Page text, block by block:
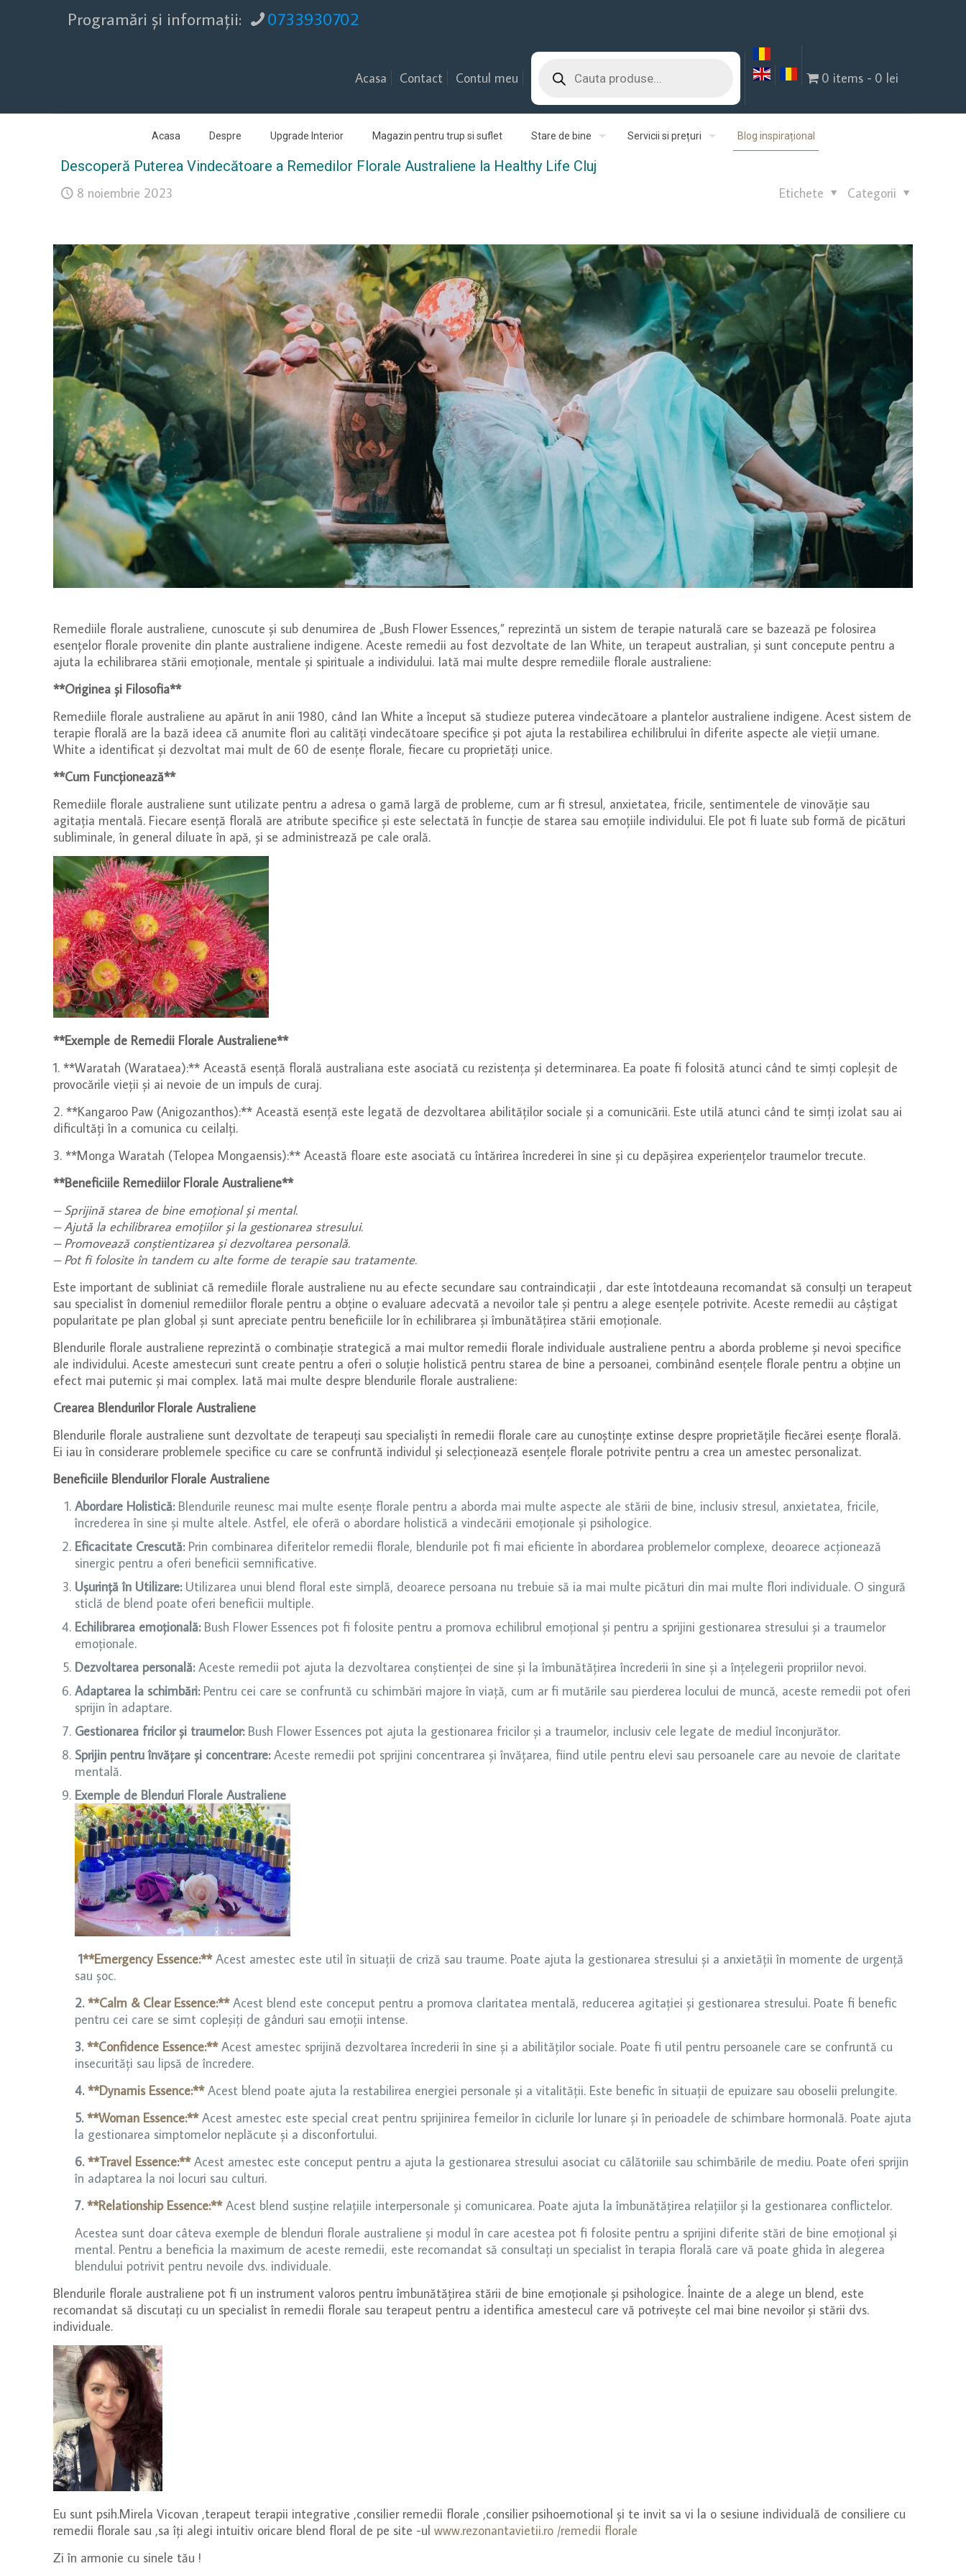
Programări şi informaţii: 0733930702
Acasa Contact Contul meu search 0 items 0 lei
Acasa Despre Upgrade Interior Magazin pentru trup si suflet Stare de bine Servicii si prețuri Blog inspirațional
Descoperă Puterea Vindecătoare a Remedilor Florale Australiene la Healthy Life Cluj
8 noiembrie 2023 Categorii
Etichete
Remediile florale australiene, cunoscute și sub denumirea de „Bush Flower Essences,” reprezintă un sistem de terapie naturală care se bazează pe folosirea
esențelor florale provenite din plante australiene indigene. Aceste remedii au fost dezvoltate de Ian White, un terapeut australian, și sunt concepute pentru a
ajuta la echilibrarea stării emoționale, mentale și spirituale a individului. Iată mai multe despre remediile florale australiene:
**Originea și Filosofia**
Remediile florale australiene au apărut în anii 1980, când Ian White a început să studieze puterea vindecătoare a plantelor australiene indigene. Acest sistem de
terapie florală are la bază ideea că anumite flori au calități vindecătoare specifice și pot ajuta la restabilirea echilibrului în diferite aspecte ale vieții umane.
White a identificat și dezvoltat mai mult de 60 de esențe florale, fiecare cu proprietăți unice.
**Cum Funcționează**
Remediile florale australiene sunt utilizate pentru a adresa o gamă largă de probleme, cum ar fi stresul, anxietatea, fricile, sentimentele de vinovăție sau
agitația mentală. Fiecare esență florală are atribute specifice și este selectată în funcție de starea sau emoțiile individului. Ele pot fi luate sub formă de picături
subliminale, în general diluate în apă, și se administrează pe cale orală.
**Exemple de Remedii Florale Australiene**
1. **Waratah (Warataea):** Această esență florală australiana este asociată cu rezistența și determinarea. Ea poate fi folosită atunci când te simți copleșit de
provocările vieții și ai nevoie de un impuls de curaj.
2. **Kangaroo Paw (Anigozanthos):** Această esență este legată de dezvoltarea abilităților sociale și a comunicării. Este utilă atunci când te simți izolat sau ai
dificultăți în a comunica cu ceilalți.
3. **Monga Waratah (Telopea Mongaensis):** Această floare este asociată cu întărirea încrederei în sine și cu depășirea experiențelor traumelor trecute.
**Beneficiile Remediilor Florale Australiene**
– Sprijină starea de bine emoțional și mental.
– Ajută la echilibrarea emoțiilor și la gestionarea stresului.
– Promovează conștientizarea și dezvoltarea personală.
– Pot fi folosite în tandem cu alte forme de terapie sau tratamente.
Este important de subliniat că remediile florale australiene nu au efecte secundare sau contraindicații , dar este întotdeauna recomandat să consulți un terapeut
sau specialist în domeniul remediilor florale pentru a obține o evaluare adecvată a nevoilor tale și pentru a alege esențele potrivite. Aceste remedii au câștigat
popularitate pe plan global și sunt apreciate pentru beneficiile lor în echilibrarea și îmbunătățirea stării emoționale.
Blendurile florale australiene reprezintă o combinație strategică a mai multor remedii florale individuale australiene pentru a aborda probleme și nevoi specifice
ale individului. Aceste amestecuri sunt create pentru a oferi o soluție holistică pentru starea de bine a persoanei, combinând esențele florale pentru a obține un
efect mai puternic și mai complex. Iată mai multe despre blendurile florale australiene:
Crearea Blendurilor Florale Australiene
Blendurile florale australiene sunt dezvoltate de terapeuți sau specialiști în remedii florale care au cunoștințe extinse despre proprietățile fiecărei esențe florală.
Ei iau în considerare problemele specifice cu care se confruntă individul și selecționează esențele florale potrivite pentru a crea un amestec personalizat.
Beneficiile Blendurilor Florale Australiene
Abordare Holistică:Blendurile reunesc mai multe esențe florale pentru a aborda mai multe aspecte ale stării de bine, inclusiv stresul, anxietatea, fricile,
încrederea în sine și multe altele. Astfel, ele oferă o abordare holistică a vindecării emoționale și psihologice.
Eficacitate Crescută:Prin combinarea diferitelor remedii florale, blendurile pot fi mai eficiente în abordarea problemelor complexe, deoarece acționează
sinergic pentru a oferi beneficii semnificative.
Ușurință în Utilizare:Utilizarea unui blend floral este simplă, deoarece persoana nu trebuie să ia mai multe picături din mai multe flori individuale. O singură
sticlă de blend poate oferi beneficii multiple.
Echilibrarea emoțională:Bush Flower Essences pot fi folosite pentru a promova echilibrul emoțional și pentru a sprijini gestionarea stresului și a traumelor
emoționale.
Dezvoltarea personală:Aceste remedii pot ajuta la dezvoltarea conștienței de sine și la îmbunătățirea încrederii în sine și a înțelegerii propriilor nevoi.
Adaptarea la schimbări:Pentru cei care se confruntă cu schimbări majore în viață, cum ar fi mutările sau pierderea locului de muncă, aceste remedii pot oferi
sprijin în adaptare.
Gestionarea fricilor și traumelor:Bush Flower Essences pot ajuta la gestionarea fricilor și a traumelor, inclusiv cele legate de mediul înconjurător.
Sprijin pentru învățare și concentrare:Aceste remedii pot sprijini concentrarea și învățarea, fiind utile pentru elevi sau persoanele care au nevoie de claritate
mentală.
Exemple de Blenduri Florale Australiene
1**Emergency Essence:**Acest amestec este util în situații de criză sau traume. Poate ajuta la gestionarea stresului și a anxietății în momente de urgență
sau șoc.
2.**Calm & Clear Essence:**Acest blend este conceput pentru a promova claritatea mentală, reducerea agitației și gestionarea stresului. Poate fi benefic
pentru cei care se simt copleșiți de gânduri sau emoții intense.
3.**Confidence Essence:**Acest amestec sprijină dezvoltarea încrederii în sine și a abilităților sociale. Poate fi util pentru persoanele care se confruntă cu
insecurități sau lipsă de încredere.
4.**Dynamis Essence:**Acest blend poate ajuta la restabilirea energiei personale și a vitalității. Este benefic în situații de epuizare sau oboselii prelungite.
5.**Woman Essence:**Acest amestec este special creat pentru sprijinirea femeilor în ciclurile lor lunare și în perioadele de schimbare hormonală. Poate ajuta
la gestionarea simptomelor neplăcute și a disconfortului.
6.**Travel Essence:**Acest amestec este conceput pentru a ajuta la gestionarea stresului asociat cu călătoriile sau schimbările de mediu. Poate oferi sprijin
în adaptarea la noi locuri sau culturi.
7.**Relationship Essence:**Acest blend susține relațiile interpersonale și comunicarea. Poate ajuta la îmbunătățirea relațiilor și la gestionarea conflictelor.
Acestea sunt doar câteva exemple de blenduri florale australiene și modul în care acestea pot fi folosite pentru a sprijini diferite stări de bine emoțional și
mental. Pentru a beneficia la maximum de aceste remedii, este recomandat să consultați un specialist în terapia florală care vă poate ghida în alegerea
blendului potrivit pentru nevoile dvs. individuale.
Blendurile florale australiene pot fi un instrument valoros pentru îmbunătățirea stării de bine emoționale și psihologice. Înainte de a alege un blend, este
recomandat să discutați cu un specialist în remedii florale sau terapeut pentru a identifica amestecul care vă potrivește cel mai bine nevoilor și stării dvs.
individuale.
Eu sunt psih.Mirela Vicovan ,terapeut terapii integrative ,consilier remedii florale ,consilier psihoemotional și te invit sa vi la o sesiune individuală de consiliere cu
remedii florale sau ,sa îți alegi intuitiv oricare blend floral de pe site -ul www.rezonantavietii.ro /remedii florale
Zi în armonie cu sinele tău !